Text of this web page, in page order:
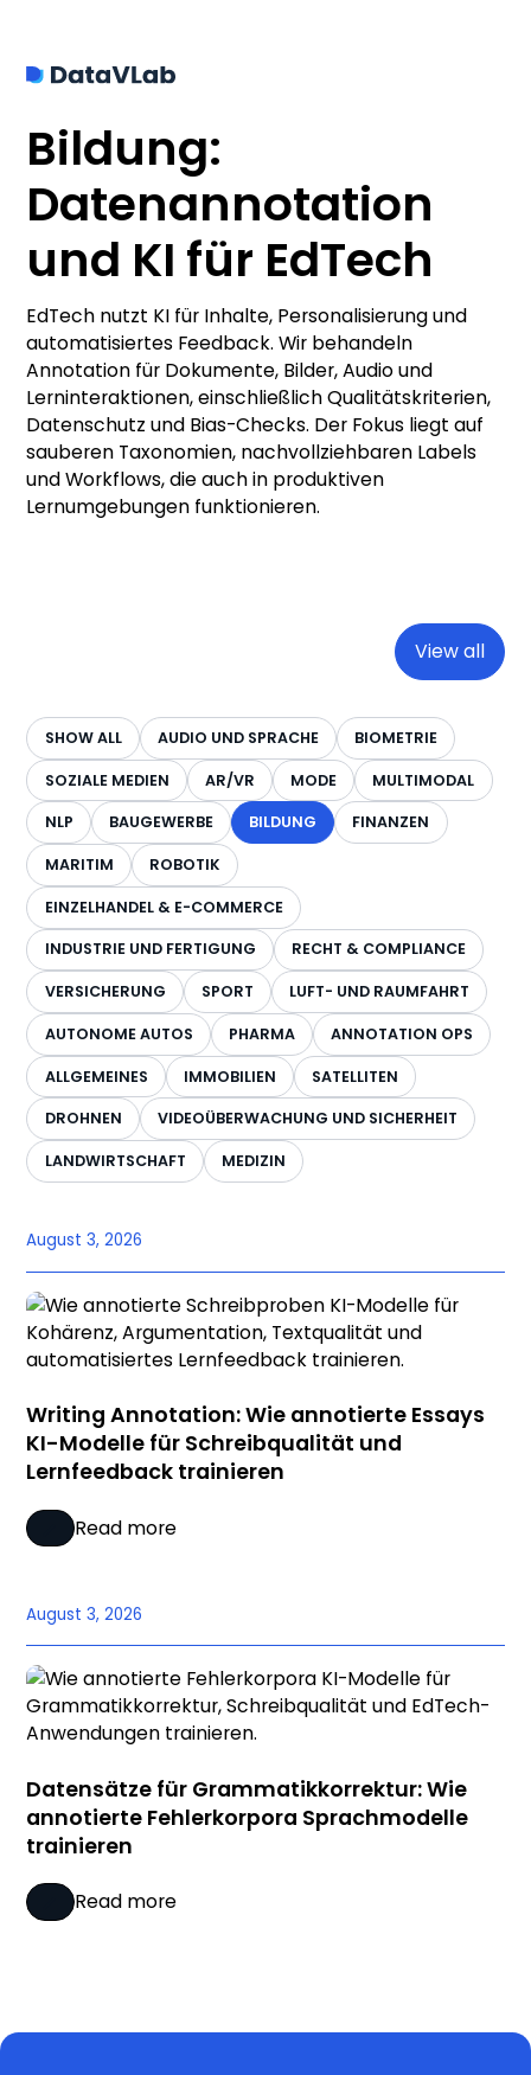
Bildung:
Datenannotation
und KI für EdTech
EdTech nutzt KI für Inhalte, Personalisierung und
automatisiertes Feedback. Wir behandeln
Annotation für Dokumente, Bilder, Audio und
Lerninteraktionen, einschließlich Qualitätskriterien,
Datenschutz und Bias-Checks. Der Fokus liegt auf
sauberen Taxonomien, nachvollziehbaren Labels
und Workflows, die auch in produktiven
Lernumgebungen funktionieren.
View all
SHOW ALL AUDIO UND SPRACHE BIOMETRIE
SOZIALE MEDIEN AR/VR MODE MULTIMODAL
NLP BAUGEWERBE BILDUNG FINANZEN
MARITIM ROBOTIK
EINZELHANDEL & E-COMMERCE
INDUSTRIE UND FERTIGUNG RECHT & COMPLIANCE
VERSICHERUNG SPORT LUFT- UND RAUMFAHRT
AUTONOME AUTOS PHARMA ANNOTATION OPS
ALLGEMEINES IMMOBILIEN SATELLITEN
DROHNEN VIDEOÜBERWACHUNG UND SICHERHEIT
LANDWIRTSCHAFT MEDIZIN
August 3, 2026
Writing Annotation: Wie annotierte Essays
KI-Modelle für Schreibqualität und
Lernfeedback trainieren
Read more
August 3, 2026
Datensätze für Grammatikkorrektur: Wie
annotierte Fehlerkorpora Sprachmodelle
trainieren
Read more